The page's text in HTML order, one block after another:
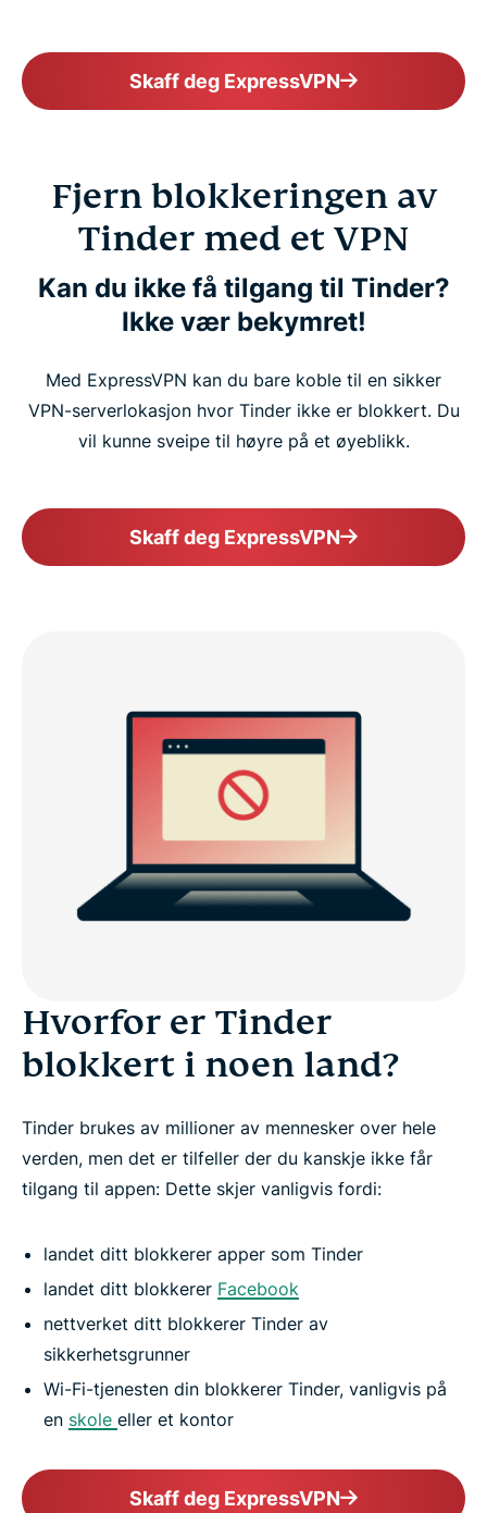
Skaff deg ExpressVPN
Fjern blokkeringen av
Tinder med et VPN
Kan du ikke få tilgang til Tinder?
Ikke vær bekymret!
Med ExpressVPN kan du bare koble til en sikker
VPN-serverlokasjon hvor Tinder ikke er blokkert. Du
vil kunne sveipe til høyre på et øyeblikk.
Skaff deg ExpressVPN
Hvorfor er Tinder
blokkert i noen land?
Tinder brukes av millioner av mennesker over hele
verden, men det er tilfeller der du kanskje ikke får
tilgang til appen: Dette skjer vanligvis fordi:
landet ditt blokkerer apper som Tinder
landet ditt blokkerer Facebook
nettverket ditt blokkerer Tinder av
sikkerhetsgrunner
Wi-Fi-tjenesten din blokkerer Tinder, vanligvis på
en skole eller et kontor
Skaff deg ExpressVPN